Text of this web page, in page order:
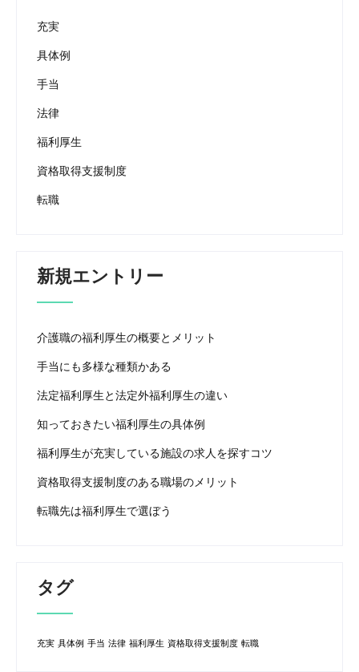
充実
具体例
手当
法律
福利厚生
資格取得支援制度
転職
新規エントリー
介護職の福利厚生の概要とメリット
手当にも多様な種類かある
法定福利厚生と法定外福利厚生の違い
知っておきたい福利厚生の具体例
福利厚生が充実している施設の求人を探すコツ
資格取得支援制度のある職場のメリット
転職先は福利厚生で選ぼう
タグ
充実 具体例 手当 法律 福利厚生 資格取得支援制度 転職